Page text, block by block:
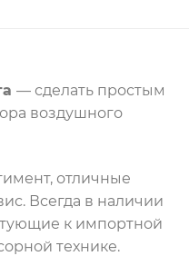
— сделать простым
воздушного
отличные
Всегда в наличии
к импортной
технике.